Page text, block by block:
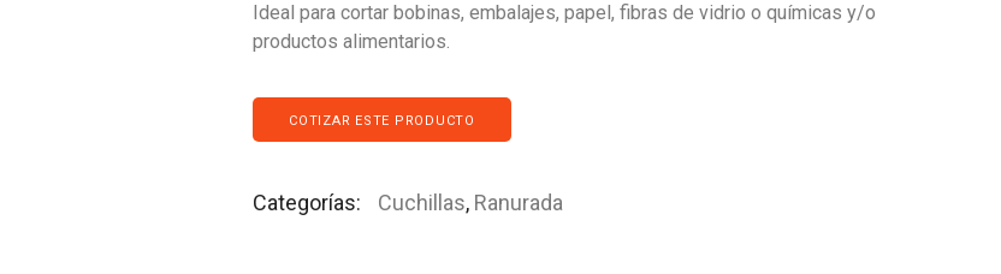
Ideal para cortar bobinas, embalajes, papel, fibras de vidrio o químicas y/o
productos alimentarios.
COTIZAR ESTE PRODUCTO
Categorías: Cuchillas, Ranurada